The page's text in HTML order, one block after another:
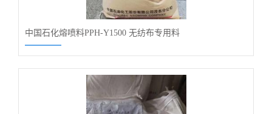
中国石化熔喷料PPH-Y1500 无纺布专用料